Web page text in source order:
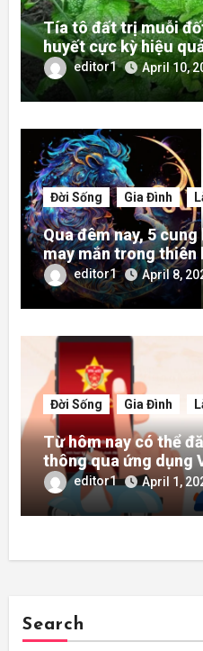
Tía tô đất trị muỗi
huyết cực kỳ hiệu
editor1 April 10,
Đời Sống Gia Đình
Qua đêm nay, 5 cung
may mắn trong thiên
rực rỡ hơn người
editor1 April 8,
Đời Sống Gia Đình
Từ hôm nay có thể
thông qua ứng dụng
editor1 April 1,
Search